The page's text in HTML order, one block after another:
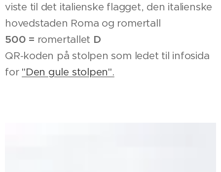
viste til det italienske flagget, den italienske
hovedstaden Roma og romertall
500 = romertallet D
QR-koden på stolpen som ledet til infosida
for "Den gule stolpen".